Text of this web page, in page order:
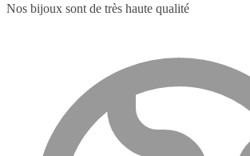
Nos bijoux sont de très haute qualité